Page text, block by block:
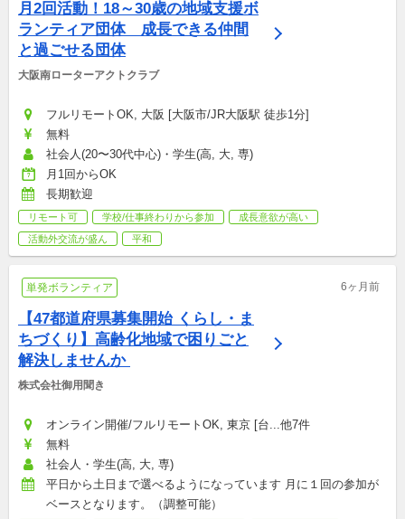
月2回活動！18～30歳の地域支援ボ
ランティア団体　成長できる仲間
と過ごせる団体
大阪南ローターアクトクラブ
フルリモートOK, 大阪 [大阪市/JR大阪駅 徒歩1分]
無料
社会人(20〜30代中心)・学生(高, 大, 専)
月1回からOK
長期歓迎
リモート可 学校/仕事終わりから参加
成長意欲が高い
活動外交流が盛ん
平和
単発ボランティア 6ヶ月前
【47都道府県募集開始 くらし・ま
ちづくり】高齢化地域で困りごと
解決しませんか
株式会社御用聞き
オンライン開催/フルリモートOK, 東京 [台...他7件
無料
社会人・学生(高, 大, 専)
平日から土日まで選べるようになっています 月に１回の参加が
ベースとなります。（調整可能）